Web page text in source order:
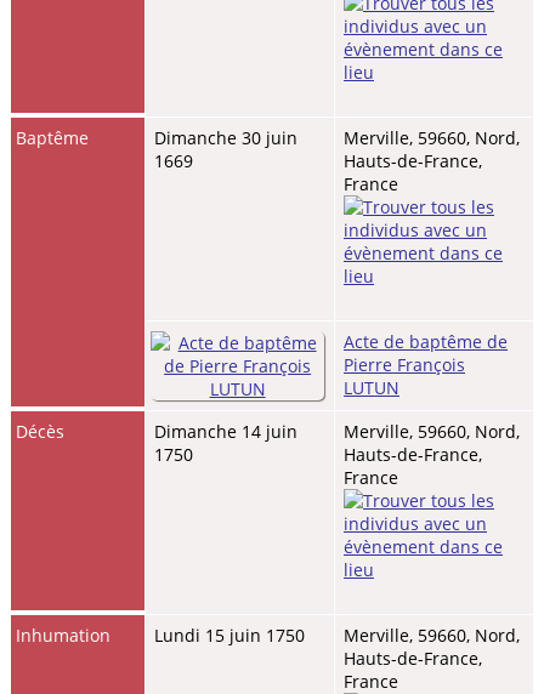
Baptême
Dimanche 30 juin
1669
Merville, 59660, Nord,
Hauts-de-France,
France
Acte de baptême de
Pierre François
LUTUN
Décès
Dimanche 14 juin
1750
Merville, 59660, Nord,
Hauts-de-France,
France
Inhumation Lundi 15 juin 1750
Merville, 59660, Nord,
Hauts-de-France,
France